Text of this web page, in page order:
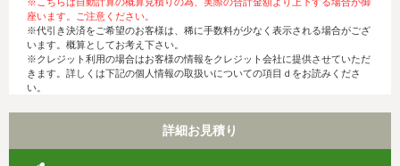
座います。ご注意ください。
※代引き決済をご希望のお客様は、稀に手数料が少なく表示される場合がござ
います。概算としてお考え下さい。
※クレジット利用の場合はお客様の情報をクレジット会社に提供させていただ
きます。詳しくは下記の個人情報の取扱いについての項目ｄをお読みくださ
い。
詳細お見積り